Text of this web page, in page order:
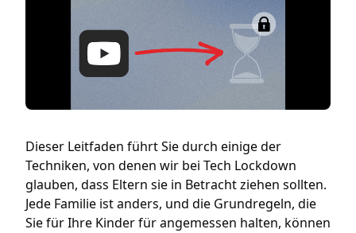
Dieser Leitfaden führt Sie durch einige der
Techniken, von denen wir bei Tech Lockdown
glauben, dass Eltern sie in Betracht ziehen sollten.
Jede Familie ist anders, und die Grundregeln, die
Sie für Ihre Kinder für angemessen halten, können